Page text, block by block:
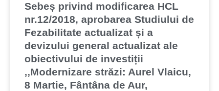
Sebeș privind modificarea HCL
nr.12/2018, aprobarea Studiului de
Fezabilitate actualizat și a
devizului general actualizat ale
obiectivului de investiții
,,Modernizare străzi: Aurel Vlaicu,
8 Martie, Fântâna de Aur,